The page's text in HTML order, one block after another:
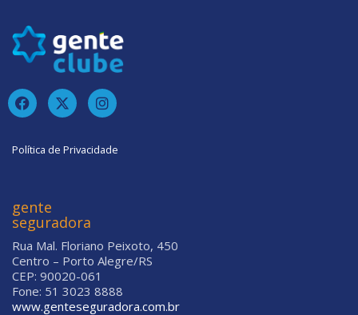
Política de Privacidade
gente
seguradora
Rua Mal. Floriano Peixoto, 450
Centro – Porto Alegre/RS
CEP: 90020-061
Fone: 51 3023 8888
www.genteseguradora.com.br